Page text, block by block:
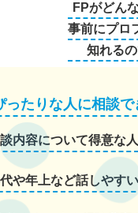
FPがどん
事前にプロ
知れる
ったりな人に相談で
内容について得意な人
や年上など話しやす